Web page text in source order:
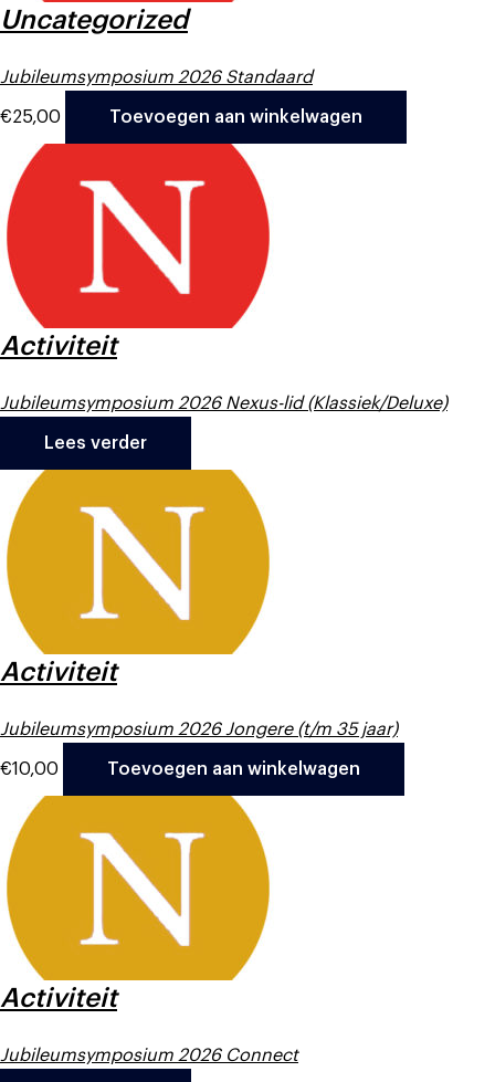
Uncategorized
Jubileumsymposium 2026 Standaard
€25,00 Toevoegen aan winkelwagen
Activiteit
Jubileumsymposium 2026 Nexus-lid (Klassiek/Deluxe)
Lees verder
Activiteit
Jubileumsymposium 2026 Jongere (t/m 35 jaar)
€10,00 Toevoegen aan winkelwagen
Activiteit
Jubileumsymposium 2026 Connect